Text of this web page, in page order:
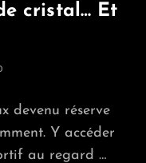
cristal… Et
devenu réserve
Y accéder
au regard …